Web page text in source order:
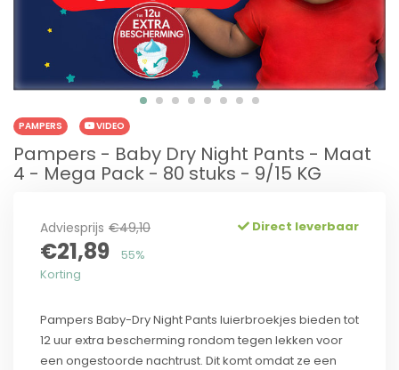
PAMPERS VIDEO
Pampers - Baby Dry Night Pants - Maat
4 - Mega Pack - 80 stuks - 9/15 KG
Adviesprijs €49,10
€21,89
55%
Korting
Direct leverbaar
Pampers Baby-Dry Night Pants luierbroekjes bieden tot
12 uur extra bescherming rondom tegen lekken voor
een ongestoorde nachtrust. Dit komt omdat ze een